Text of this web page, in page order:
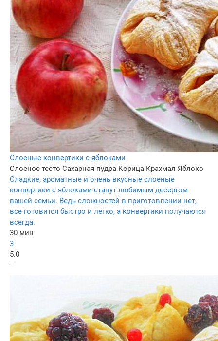
Слоеные конвертики с яблоками
Слоеное тесто Сахарная пудра Корица Крахмал Яблоко
Сладкие, ароматные и очень вкусные слоеные
конвертики с яблоками станут любимым десертом
вашей семьи. Ведь сложностей в приготовлении нет,
все готовится быстро и легко, а конвертики получаются
всегда.
30 мин
3
5.0
–